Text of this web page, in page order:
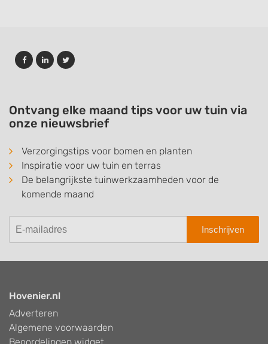
Ontvang elke maand tips voor uw tuin via
onze nieuwsbrief
Verzorgingstips voor bomen en planten
Inspiratie voor uw tuin en terras
De belangrijkste tuinwerkzaamheden voor de
komende maand
Inschrijven
Hovenier.nl
Adverteren
Algemene voorwaarden